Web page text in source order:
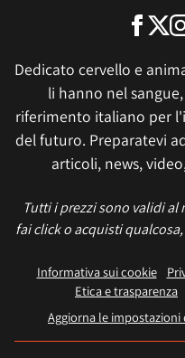
Dedicato cervello e
li hanno nel
riferimento italiano per
del futuro. Preparatevi
articoli, news,
Tutti i prezzi sono validi
fai click o acquisti
Informativa sui cookie
Etica e trasparenza
Aggiorna le